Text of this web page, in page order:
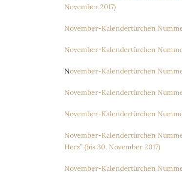
November 2017)
November-Kalendertürchen
November-Kalendertürchen
November-Kalendertürchen
November-Kalendertürchen
November-Kalendertürchen
November-Kalendertürchen
Herz” (bis 30. November 2017)
November-Kalendertürchen